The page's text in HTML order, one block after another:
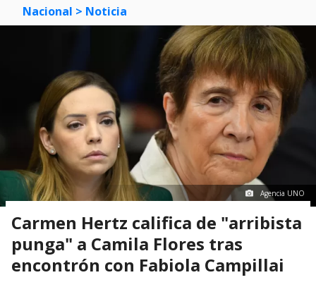
Nacional > Noticia
Agencia UNO
Carmen Hertz califica de "arribista
punga" a Camila Flores tras
encontrón con Fabiola Campillai